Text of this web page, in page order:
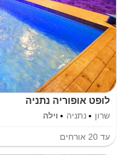
לופט אופוריה נתניה
שרון נתניה וילה
עד 20 אורחים